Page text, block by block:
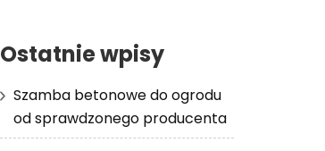
Ostatnie wpisy
Szamba betonowe do ogrodu
od sprawdzonego producenta